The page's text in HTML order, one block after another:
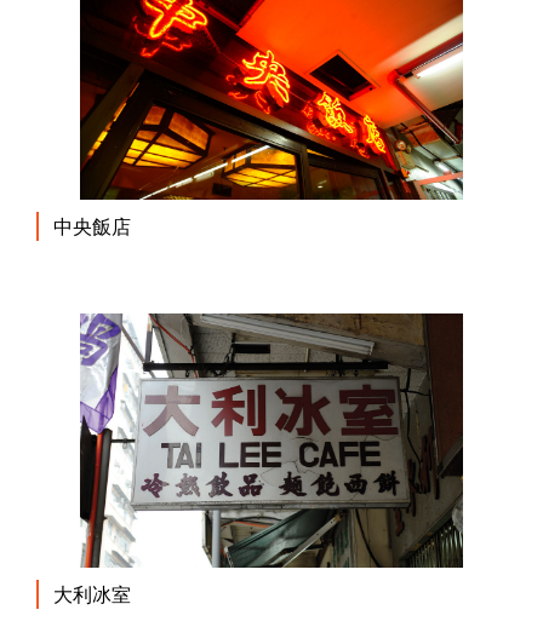
中央飯店
大利冰室